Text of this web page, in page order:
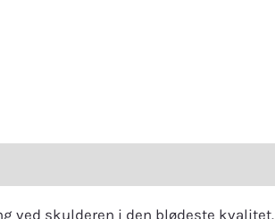
ved skulderen i den blødeste kvalitet.